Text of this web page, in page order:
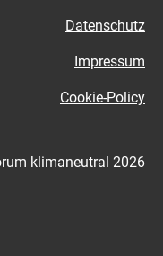
Datenschutz
Impressum
Cookie-Policy
klimaneutral 2026